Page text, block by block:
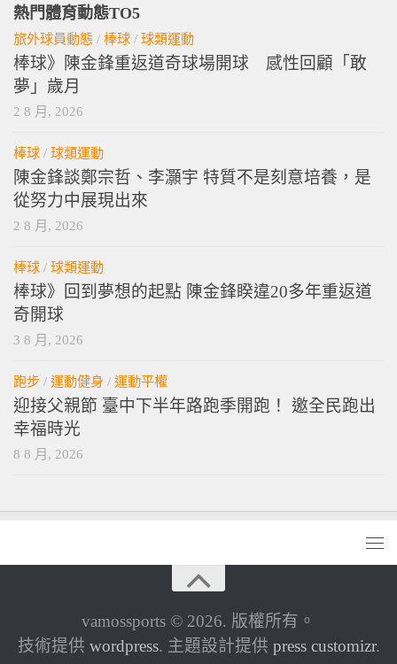
熱門體育動態TO5
旅外球員動態 / 棒球 / 球類運動
棒球》陳金鋒重返道奇球場開球 感性回顧「敢
夢」歲月
2 8 月, 2026
棒球 / 球類運動
陳金鋒談鄭宗哲、李灝宇 特質不是刻意培養，是
從努力中展現出來
2 8 月, 2026
棒球 / 球類運動
棒球》回到夢想的起點 陳金鋒睽違20多年重返道
奇開球
3 8 月, 2026
跑步 / 運動健身 / 運動平權
迎接父親節 臺中下半年路跑季開跑！ 邀全民跑出
幸福時光
8 8 月, 2026
vamossports © 2026. 版權所有。
技術提供 wordpress. 主題設計提供 press customizr.